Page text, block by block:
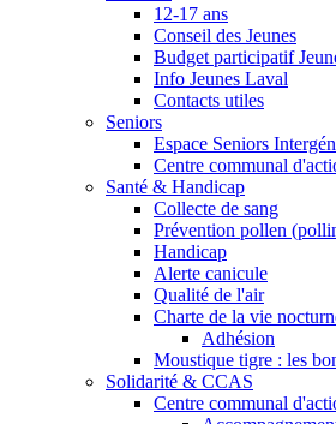
12-17 ans
Conseil des Jeunes
Budget participatif
Info Jeunes Laval
Contacts utiles
Seniors
Espace Seniors
Centre communal
Santé & Handicap
Collecte de sang
Prévention pollen
Handicap
Alerte canicule
Qualité de l'air
Charte de la vie
Adhésion
Moustique tigre : les
Solidarité & CCAS
Centre communal